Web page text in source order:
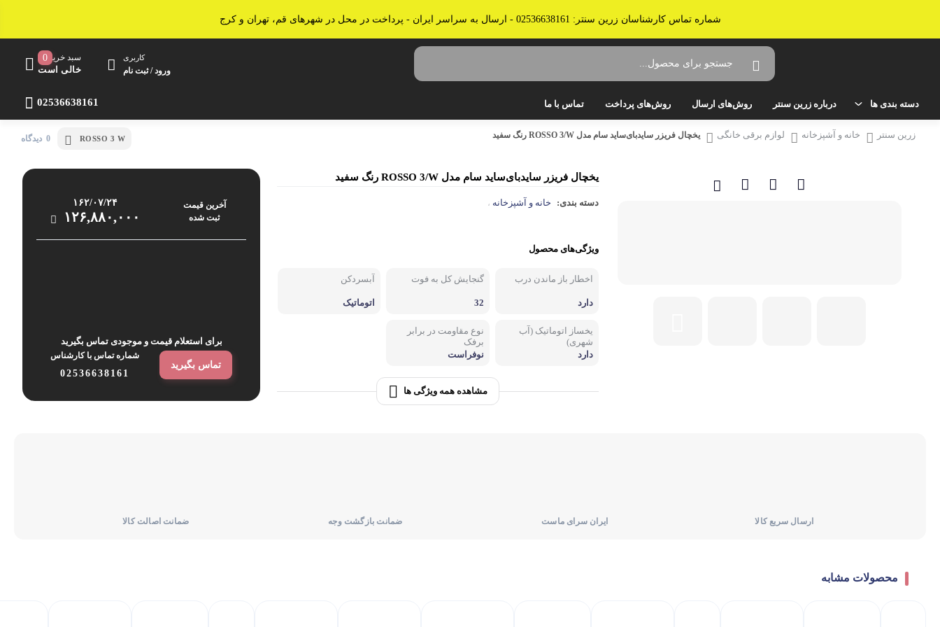
شماره تماس کارشناسان زرین سنتر: 02536638161 - ارسال به سراسر ایران - پرداخت در محل در شهرهای قم، تهران و کرج
کاربری
ورود / ثبت نام
سبد خرید
خالی است
0
دسته بندی ها
خانه و آشپزخانه
آبسردکن
ترازوی آشپزخانه
لوازم پخت و پز
اجاق گاز
آون توستر
ساندویچ ساز
درباره زرین سنتر روش‌های ارسال روش‌های پرداخت تماس با ما 02536638161
زرین سنتر خانه و آشپزخانه لوازم برقی خانگی یخچال فریزر ساید‌بای‌ساید سام مدل ROSSO 3/W رنگ سفید ROSSO 3 W 0 دیدگاه
یخچال فریزر ساید‌بای‌ساید سام مدل ROSSO 3/W رنگ سفید
دسته بندی: خانه و آشپزخانه ،
ویژگی‌های محصول
اخطار باز ماندن درب
دارد
گنجایش کل به فوت
32
آبسردکن
اتوماتیک
یخساز اتوماتیک (آب
شهری)
دارد
نوع مقاومت در برابر
برفک
نوفراست
مشاهده همه ویژگی ها
آخرین‌ قیمت
ثبت‌ شده
۱۶۲/۰۷/۲۴
۱۲۶,۸۸۰,۰۰۰
برای استعلام قیمت و موجودی تماس بگیرید
تماس بگیرید
شماره‌ تماس‌ با‌ کارشناس
02536638161
ارسال سریع کالا ایران سرای ماست ضمانت بازگشت وجه ضمانت اصالت کالا
محصولات مشابه